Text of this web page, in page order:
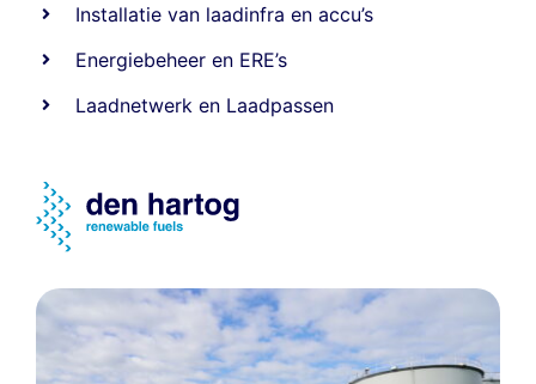
Installatie van laadinfra en accu’s
Energiebeheer en ERE’s
Laadnetwerk en Laadpassen